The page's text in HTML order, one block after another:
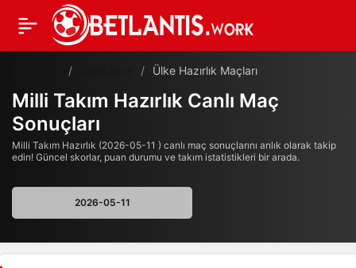
Ülke Hazırlık Maçları
Milli Takım Hazırlık Canlı Maç
Sonuçları
Milli Takım Hazırlık (2026-05-11 ) canlı maç sonuçlarını anlık olarak takip
edin! Güncel skorlar, puan durumu ve takım istatistikleri bir arada.